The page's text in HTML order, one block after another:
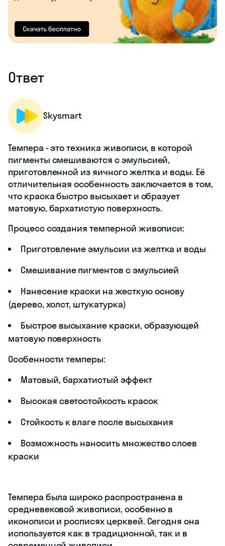
Ответ
Skysmart
Темпера - это техника живописи, в которой
пигменты смешиваются с эмульсией,
приготовленной из яичного желтка и воды. Её
отличительная особенность заключается в том,
что краска быстро высыхает и образует
матовую, бархатистую поверхность.
Процесс создания темперной живописи:
Приготовление эмульсии из желтка и воды
Смешивание пигментов с эмульсией
Нанесение краски на жесткую основу
(дерево, холст, штукатурка)
Быстрое высыхание краски, образующей
матовую поверхность
Особенности темперы:
Матовый, бархатистый эффект
Высокая светостойкость красок
Стойкость к влаге после высыхания
Возможность наносить множество слоев
краски
Темпера была широко распространена в
средневековой живописи, особенно в
иконописи и росписях церквей. Сегодня она
используется как в традиционной, так и в